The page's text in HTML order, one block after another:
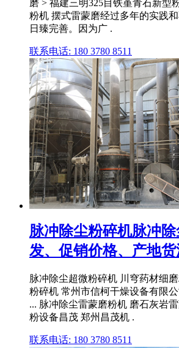
磨 > 福建三明325目铁堇青石新型
粉机 摆式雷蒙磨经过多年的实践
日臻完善。因为广 .
联系电话: 180 3780 8511
脉冲除尘粉碎机脉冲
发、促销价格、产地货
脉冲除尘超微粉碎机 川穹药材细
粉碎机 常州市信柯干燥设备有限
... 脉冲除尘雷蒙磨粉机 磨石灰岩
粉设备昌茂 郑州昌茂机 .
联系电话: 180 3780 8511